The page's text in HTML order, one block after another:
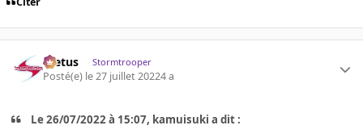
foetus Stormtrooper
Posté(e) le 27 juillet 20224 a
Le 26/07/2022 à 15:07, kamuisuki a dit :